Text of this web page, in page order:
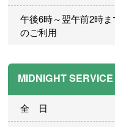
午後6時～翌午前2時
のご利用
MIDNIGHT SERVICE
全 日